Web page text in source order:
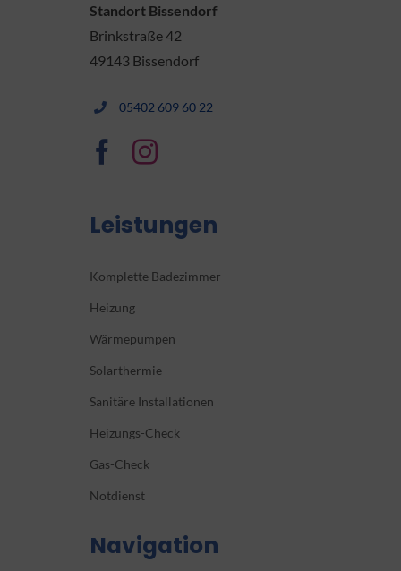
Standort Bissendorf
Brinkstraße 42
49143 Bissendorf
05402 609 60 22
Leistungen
Komplette Badezimmer
Heizung
Wärmepumpen
Solarthermie
Sanitäre Installationen
Heizungs-Check
Gas-Check
Notdienst
Navigation